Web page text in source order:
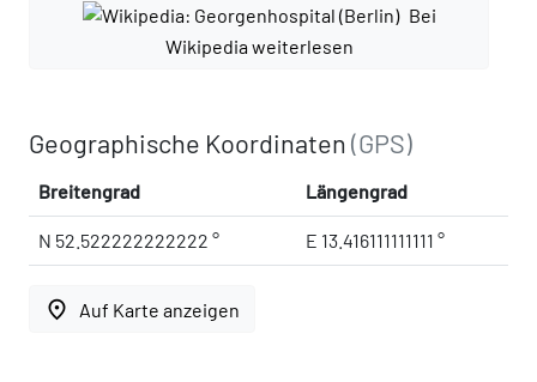
Bei
Wikipedia weiterlesen
Geographische Koordinaten(GPS)
Breitengrad Längengrad
N 52.522222222222 ° E 13.416111111111 °
place Auf Karte anzeigen